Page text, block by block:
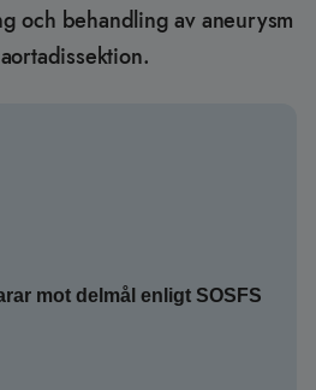
och behandling av aneurysm
mot delmål enligt SOSFS